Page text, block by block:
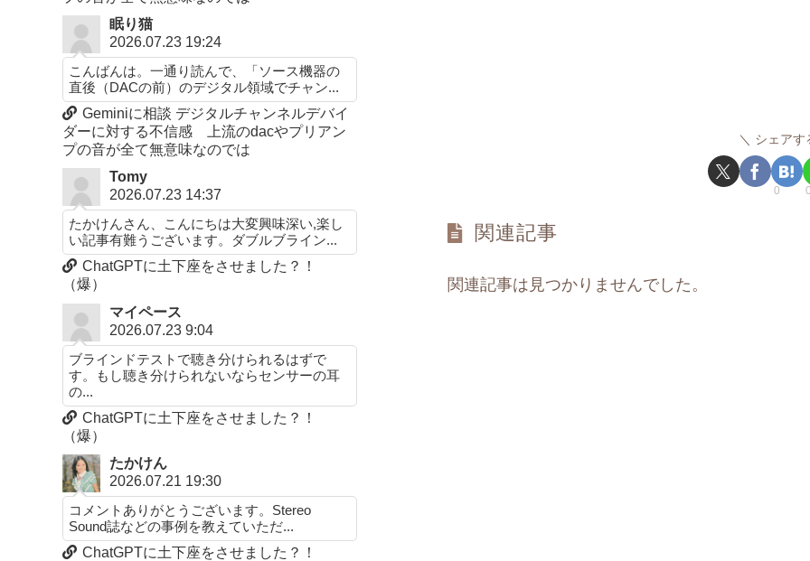
シェアす
0
関連記事
関連記事は見つかりませんでした。
眠り猫
2026.07.23 19:24
こんばんは。一通り読んで、「ソース機器の
直後（DACの前）のデジタル領域でチャン...
Geminiに相談 デジタルチャンネルデバイ
ダーに対する不信感 上流のdacやプリアン
プの音が全て無意味なのでは
Tomy
2026.07.23 14:37
たかけんさん、こんにちは大変興味深い,楽し
い記事有難うございます。ダブルブライン...
ChatGPTに土下座をさせました？！
（爆）
マイペース
2026.07.23 9:04
ブラインドテストで聴き分けられるはずで
す。もし聴き分けられないならセンサーの耳
の...
ChatGPTに土下座をさせました？！
（爆）
たかけん
2026.07.21 19:30
コメントありがとうございます。Stereo
Sound誌などの事例を教えていただ...
ChatGPTに土下座をさせました？！